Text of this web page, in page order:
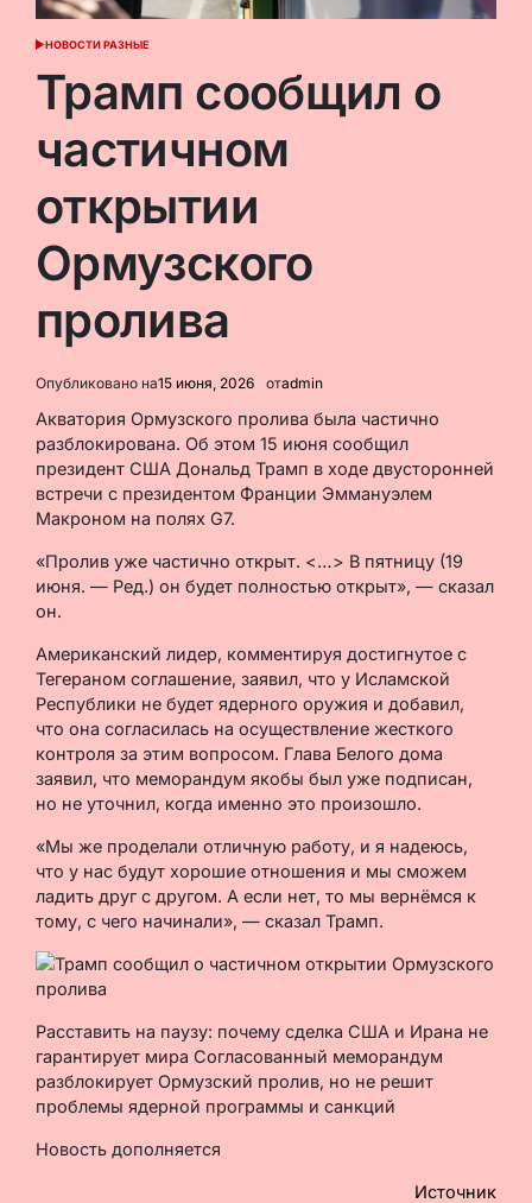
ОПУБЛИКОВАНО
НОВОСТИ РАЗНЫЕ
Трамп сообщил о
частичном
открытии
Ормузского
пролива
Опубликовано на15 июня, 2026 отadmin
Акватория Ормузского пролива была частично
разблокирована. Об этом 15 июня сообщил
президент США Дональд Трамп в ходе двусторонней
встречи с президентом Франции Эммануэлем
Макроном на полях G7.
«Пролив уже частично открыт. <…> В пятницу (19
июня. — Ред.) он будет полностью открыт», — сказал
он.
Американский лидер, комментируя достигнутое с
Тегераном соглашение, заявил, что у Исламской
Республики не будет ядерного оружия и добавил,
что она согласилась на осуществление жесткого
контроля за этим вопросом. Глава Белого дома
заявил, что меморандум якобы был уже подписан,
но не уточнил, когда именно это произошло.
«Мы же проделали отличную работу, и я надеюсь,
что у нас будут хорошие отношения и мы сможем
ладить друг с другом. А если нет, то мы вернёмся к
тому, с чего начинали», — сказал Трамп.
Расставить на паузу: почему сделка США и Ирана не
гарантирует мира Согласованный меморандум
разблокирует Ормузский пролив, но не решит
проблемы ядерной программы и санкций
Новость дополняется
Источник